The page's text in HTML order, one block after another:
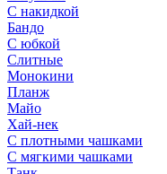
С накидкой
Бандо
С юбкой
Слитные
Монокини
Планж
Майо
Хай-нек
С плотными чашками
С мягкими чашками